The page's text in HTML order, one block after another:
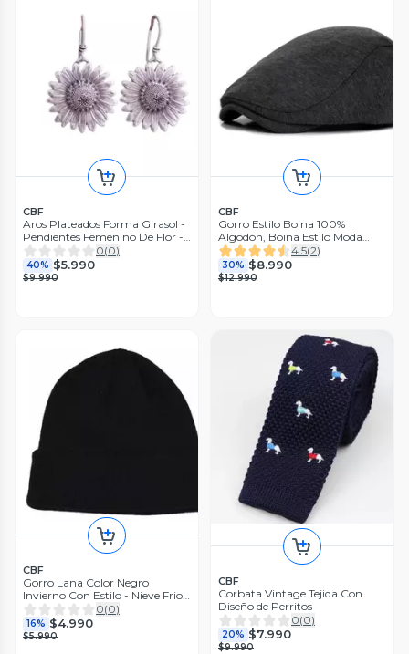
CBF
Aros Plateados Forma Girasol -
Pendientes Femenino De Flor -
Plateado
0(0)
40% $5.990
$9.990
CBF
Gorro Estilo Boina 100%
Algodón, Boina Estilo Moda
Casual
4.5(2)
30% $8.990
$12.990
CBF
Gorro Lana Color Negro
Invierno Con Estilo - Nieve Frio
Negro
0(0)
16% $4.990
$5.990
CBF
Corbata Vintage Tejida Con
Diseño de Perritos
0(0)
20% $7.990
$9.990